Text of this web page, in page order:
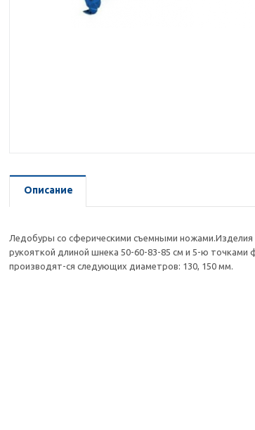
Описание
Ледобуры со сферическими съемными
рукояткой длиной шнека 50-60-83-85 см и 5-ю точками
производят-ся следующих диаметров: 130, 150 мм.